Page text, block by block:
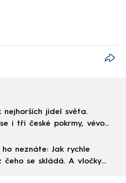
nejhorších jídel světa.
i tři české pokrmy, vévodí
ho neznáte: Jak rychle
čeho se skládá. A vločky